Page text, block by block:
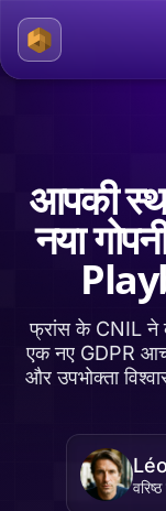
आपकी
नया
फ्रांस के CNIL ने
एक नए GDPR
और उपभोक्ता